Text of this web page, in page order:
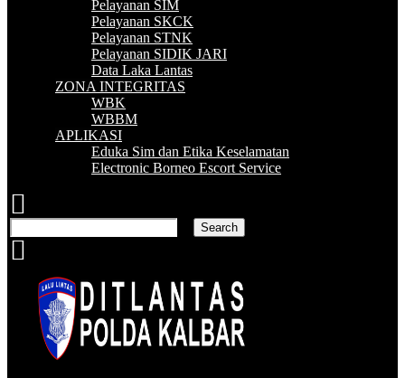
Pelayanan SIM
Pelayanan SKCK
Pelayanan STNK
Pelayanan SIDIK JARI
Data Laka Lantas
ZONA INTEGRITAS
WBK
WBBM
APLIKASI
Eduka Sim dan Etika Keselamatan
Electronic Borneo Escort Service